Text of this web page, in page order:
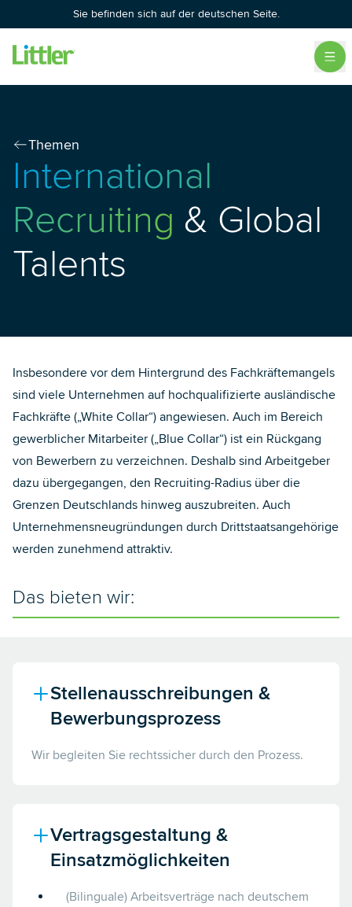
Sie befinden sich auf der deutschen Seite.
Themen
International
Recruiting & Global
Talents
Insbesondere vor dem Hintergrund des Fachkräftemangels
sind viele Unternehmen auf hochqualifizierte ausländische
Fachkräfte („White Collar“) angewiesen. Auch im Bereich
gewerblicher Mitarbeiter („Blue Collar“) ist ein Rückgang
von Bewerbern zu verzeichnen. Deshalb sind Arbeitgeber
dazu übergegangen, den Recruiting-Radius über die
Grenzen Deutschlands hinweg auszubreiten. Auch
Unternehmensneugründungen durch Drittstaatsangehörige
werden zunehmend attraktiv.
Das bieten wir:
Stellenausschreibungen &
Bewerbungsprozess
Wir begleiten Sie rechtssicher durch den Prozess.
Vertragsgestaltung &
Einsatzmöglichkeiten
(Bilinguale) Arbeitsverträge nach deutschem